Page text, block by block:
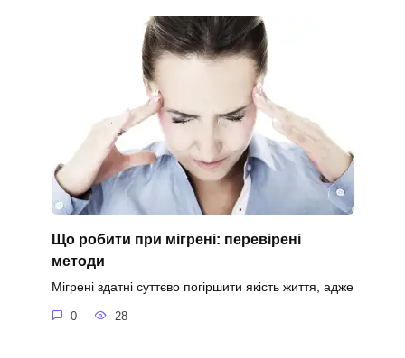
Що робити при мігрені: перевірені
методи
Мігрені здатні суттєво погіршити якість життя, адже
0 28